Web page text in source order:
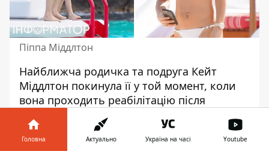
Піппа Міддлтон
Найближча родичка та подруга Кейт
Міддлтон покинула її у той момент, коли
вона проходить реабілітацію після
операції на черевній порожнині. Піппа та
її чоловік Джеймс Меттьюзприбули
на
Кариби разом із трьома дітьми – 5-річним
Головна Актуально Україна на часі Youtube